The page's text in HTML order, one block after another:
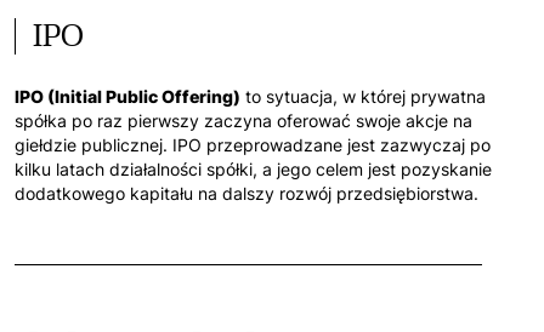
IPO
IPO (Initial Public Offering) to sytuacja, w której prywatna
spółka po raz pierwszy zaczyna oferować swoje akcje na
giełdzie publicznej. IPO przeprowadzane jest zazwyczaj po
kilku latach działalności spółki, a jego celem jest pozyskanie
dodatkowego kapitału na dalszy rozwój przedsiębiorstwa.